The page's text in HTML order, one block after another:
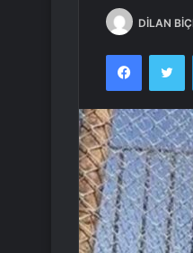
DİLAN